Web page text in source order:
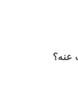
عنه؟